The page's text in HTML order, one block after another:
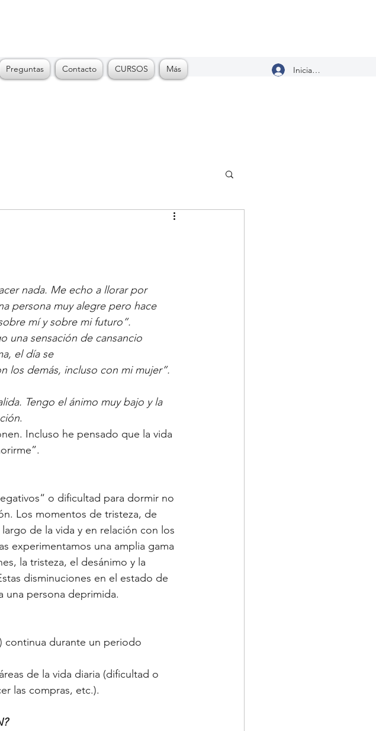
Preguntas Contacto CURSOS Más Iniciar sesión
nada. Me echo a llorar por
persona muy alegre pero hace
mí y sobre mi futuro”.
una sensación de cansancio
el día se
los demás, incluso con mi mujer”.
Tengo el ánimo muy bajo y la
.
Incluso he pensado que la vida
o dificultad para dormir no
Los momentos de tristeza, de
de la vida y en relación con los
experimentamos una amplia gama
la tristeza, el desánimo y la
disminuciones en el estado de
una persona deprimida.
continua durante un periodo
de la vida diaria (dificultad o
las compras, etc.).